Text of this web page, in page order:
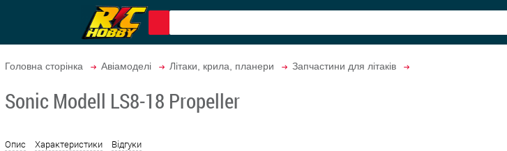
Головна сторінка Авіамоделі Літаки, крила, планери Запчастини для літаків
Sonic Modell LS8-18 Propeller
Опис Характеристики Відгуки